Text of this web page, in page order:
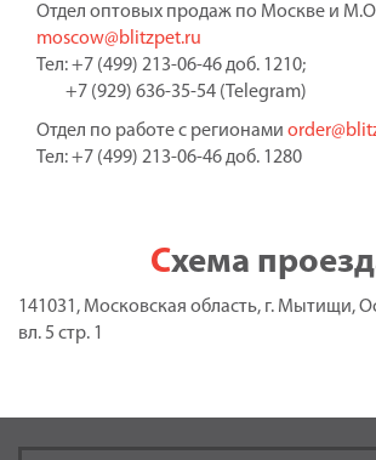
Отдел оптовых продаж по Москве и
moscow@blitzpet.ru
Тел: +7 (499) 213-06-46 доб. 1210;
+7 (929) 636-35-54 (Telegram)
Отдел по работе с регионами
Тел: +7 (499) 213-06-46 доб. 1280
Схема
141031, Московская область, г. Мытищи,
вл. 5 стр. 1